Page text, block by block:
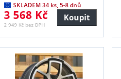
SKLADEM 34 ks, 5-8 dnů
3 568 Kč
2 949 Kč bez DPH
Koupit